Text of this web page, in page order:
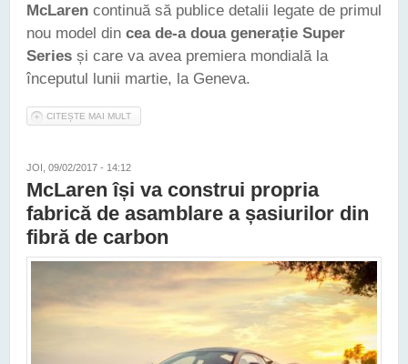
McLaren continuă să publice detalii legate de primul
nou model din cea de-a doua generație Super
Series și care va avea premiera mondială la
începutul lunii martie, la Geneva.
CITEȘTE MAI MULT
JOI, 09/02/2017 - 14:12
McLaren își va construi propria
fabrică de asamblare a șasiurilor din
fibră de carbon